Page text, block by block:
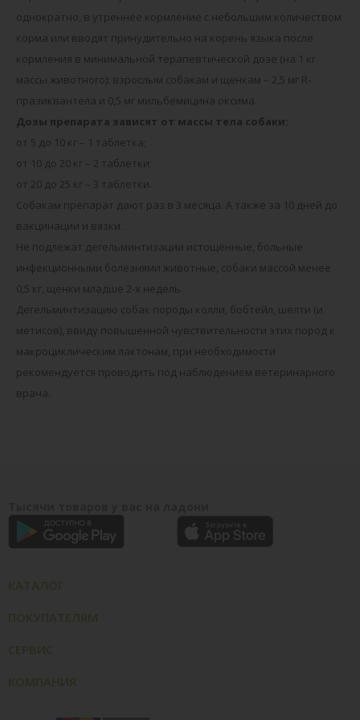
однократно, в утреннее кормление с небольшим количеством
корма или вводят принудительно на корень языка после
кормления в минимальной терапевтической дозе (на 1 кг
массы животного): взрослым собакам и щенкам – 2,5 мг R-
празиквантела и 0,5 мг мильбемицина оксима.
Дозы препарата зависят от массы тела собаки:
от 5 до 10 кг – 1 таблетка;
от 10 до 20 кг – 2 таблетки;
от 20 до 25 кг – 3 таблетки.
Собакам препарат дают раз в 3 месяца. А также за 10 дней до
вакцинации и вязки.
Не подлежат дегельминтизации истощённые, больные
инфекционными болезнями животные, собаки массой менее
0,5 кг, щенки младше 2-х недель.
Дегельминтизацию собак породы колли, бобтейл, шелти (и
метисов), ввиду повышенной чувствительности этих пород к
макроциклическим лактонам, при необходимости
рекомендуется проводить под наблюдением ветеринарного
врача.